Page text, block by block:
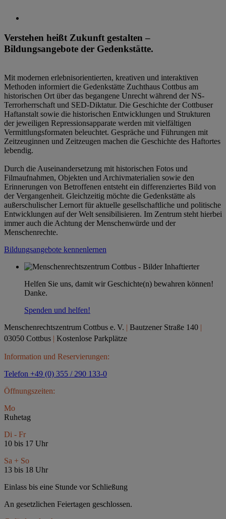
Verstehen heißt Zukunft gestalten –
Bildungsangebote der Gedenkstätte.
Mit modernen erlebnisorientierten, kreativen und interaktiven
Methoden informiert die Gedenkstätte Zuchthaus Cottbus am
historischen Ort über das begangene Unrecht während der NS-
Terrorherrschaft und SED-Diktatur. Die Geschichte der Cottbuser
Haftanstalt sowie die historischen Entwicklungen und Strukturen
der jeweiligen Repressionsapparate werden mit vielfältigen
Vermittlungsformaten beleuchtet. Gespräche und Führungen mit
Zeitzeuginnen und Zeitzeugen machen die Geschichte des Haftortes
lebendig.
Durch die Auseinandersetzung mit historischen Fotos und
Filmaufnahmen, Objekten und Archivmaterialien sowie den
Erinnerungen von Betroffenen entsteht ein differenziertes Bild von
der Vergangenheit. Gleichzeitig möchte die Gedenkstätte als
außerschulischer Lernort für aktuelle gesellschaftliche und politische
Entwicklungen auf der Welt sensibilisieren. Im Zentrum steht hierbei
immer auch die Achtung der Menschenwürde und der
Menschenrechte.
Bildungsangebote kennenlernen
Helfen Sie uns, damit wir Geschichte(n) bewahren können!
Danke.
Spenden und helfen!
Menschenrechtszentrum Cottbus e. V. | Bautzener Straße 140 |
03050 Cottbus | Kostenlose Parkplätze
Information und Reservierungen:
Telefon +49 (0) 355 / 290 133-0
Öffnungszeiten:
Mo
Ruhetag
Di - Fr
10 bis 17 Uhr
Sa + So
13 bis 18 Uhr
Einlass bis eine Stunde vor Schließung
An gesetzlichen Feiertagen geschlossen.